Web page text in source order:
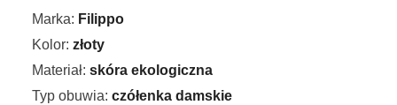
Marka: Filippo
Kolor: złoty
Materiał: skóra ekologiczna
Typ obuwia: czółenka damskie